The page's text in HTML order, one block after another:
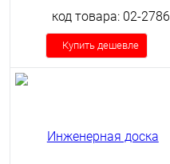
код товара: 02-2786
Купить дешевле